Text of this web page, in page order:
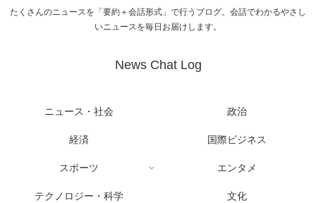
たくさんのニュースを「要約＋会話形式」で行うブログ。会話でわかるやさし
いニュースを毎日お届けします。
News Chat Log
ニュース・社会 政治
経済 国際ビジネス
スポーツ エンタメ
テクノロジー・科学 文化